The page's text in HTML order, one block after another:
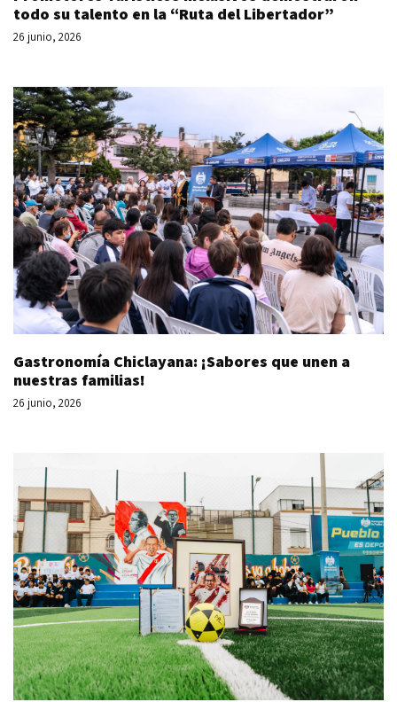
todo su talento en la “Ruta del Libertador”
26 junio, 2026
Gastronomía Chiclayana: ¡Sabores que unen a
nuestras familias!
26 junio, 2026